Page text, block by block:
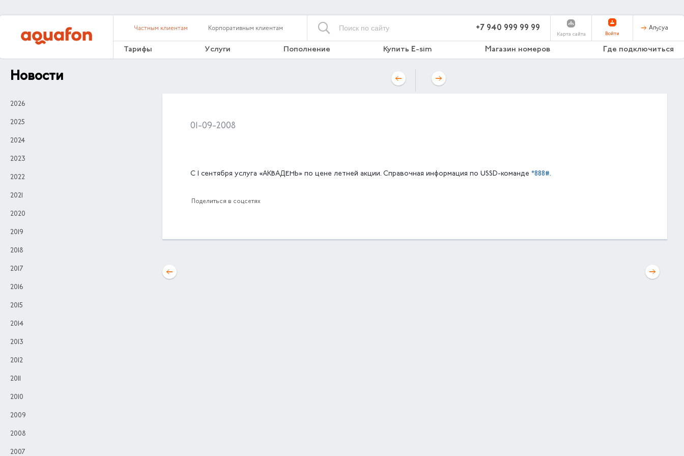
Частным клиентам Корпоративным клиентам +7 940 999 99 99
Карта сайта Войти
Аҧсуа
Тарифы Услуги Пополнение Купить E-sim Магазин номеров Где подключиться
Новости
2026
2025
2024
2023
2022
2021
2020
2019
2018
2017
2016
2015
2014
2013
2012
2011
2010
2009
2008
2007
01-09-2008
С 1 сентября услуга «АКВАДЕНЬ» по цене летней акции. Справочная информация по USSD-команде *888#.
Поделиться в соцсетях